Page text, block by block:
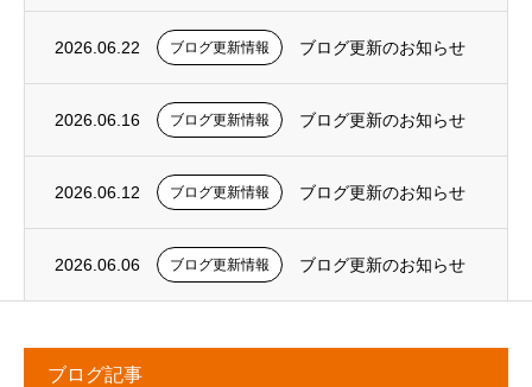
2026.06.22 ブログ更新情報 ブログ更新のお知らせ
2026.06.16 ブログ更新情報 ブログ更新のお知らせ
2026.06.12 ブログ更新情報 ブログ更新のお知らせ
2026.06.06 ブログ更新情報 ブログ更新のお知らせ
ブログ記事